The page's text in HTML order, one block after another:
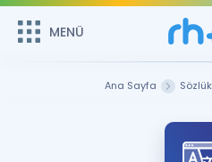
MENÜ
Sepetin Şu
MENÜ
Ana Sayfa Sözlük